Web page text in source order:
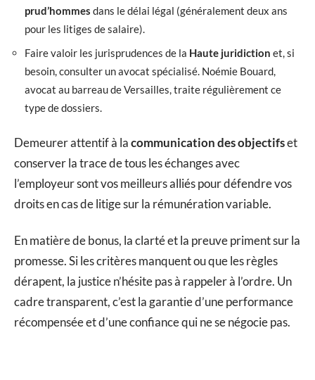
prud’hommes dans le délai légal (généralement deux ans
pour les litiges de salaire).
Faire valoir les jurisprudences de la Haute juridiction et, si
besoin, consulter un avocat spécialisé. Noémie Bouard,
avocat au barreau de Versailles, traite régulièrement ce
type de dossiers.
Demeurer attentif à lacommunication des objectifset
conserver la trace de tous les échanges avec
l’employeur sont vos meilleurs alliés pour défendre vos
droits en cas de litige sur la rémunération variable.
En matière de bonus, la clarté et la preuve priment sur la
promesse. Si les critères manquent ou que les règles
dérapent, la justice n’hésite pas à rappeler à l’ordre. Un
cadre transparent, c’est la garantie d’une performance
récompensée et d’une confiance qui ne se négocie pas.